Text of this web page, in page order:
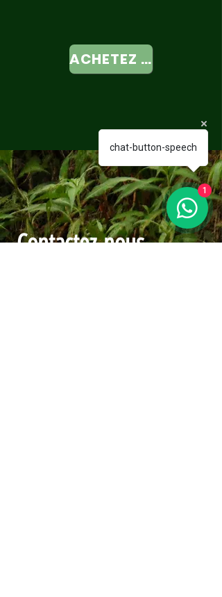
ACHETEZ MAINTENANT
Contactez-nous
chat-button-speech
1